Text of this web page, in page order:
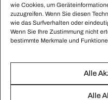
wie Cookies, um
zuzugreifen. Wenn Sie diesen
wie das Surfverhalten oder
Wenn Sie Ihre Zustimmung nicht
bestimmte Merkmale und
Alle
Alle